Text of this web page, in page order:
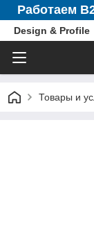
Работаем
Design & Profile
Товары и